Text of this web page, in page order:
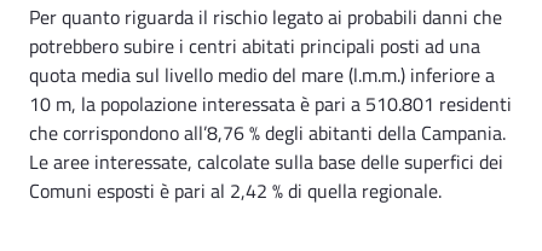
Per quanto riguarda il rischio legato ai probabili danni che
potrebbero subire i centri abitati principali posti ad una
quota media sul livello medio del mare (l.m.m.) inferiore a
10 m, la popolazione interessata è pari a 510.801 residenti
che corrispondono all’8,76 % degli abitanti della Campania.
Le aree interessate, calcolate sulla base delle superfici dei
Comuni esposti è pari al 2,42 % di quella regionale.